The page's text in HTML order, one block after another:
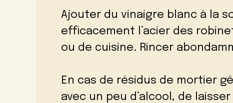
Ajouter du vinaigre blanc à la
efficacement l’acier des
ou de cuisine. Rincer
En cas de résidus de mortier
avec un peu d’alcool, de